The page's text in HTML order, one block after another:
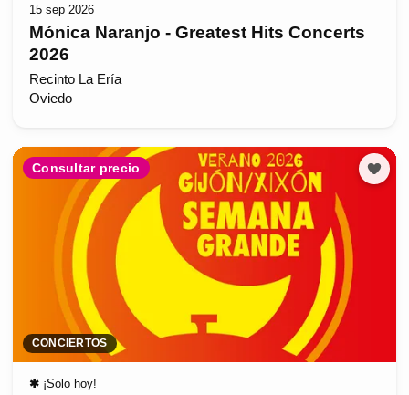
15 sep 2026
Mónica Naranjo - Greatest Hits Concerts
2026
Recinto La Ería
Oviedo
Consultar precio
CONCIERTOS
✱ ¡Solo hoy!